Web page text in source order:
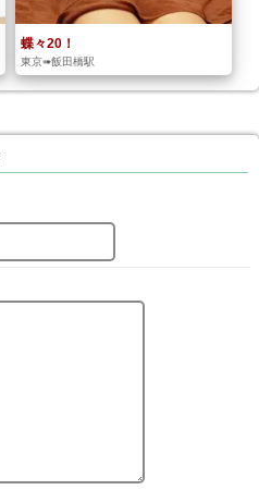
蝶々20！
東京➠飯田橋駅